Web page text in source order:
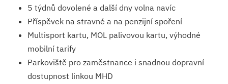
5 týdnů dovolené a další dny volna navíc
Příspěvek na stravné a na penzijní spoření
Multisport kartu, MOL palivovou kartu, výhodné
mobilní tarify
Parkoviště pro zaměstnance i snadnou dopravní
dostupnost linkou MHD